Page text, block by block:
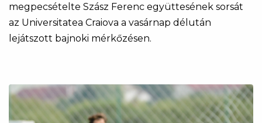
megpecsételte Szász Ferenc együttesének sorsát
az Universitatea Craiova a vasárnap délután
lejátszott bajnoki mérkőzésen.